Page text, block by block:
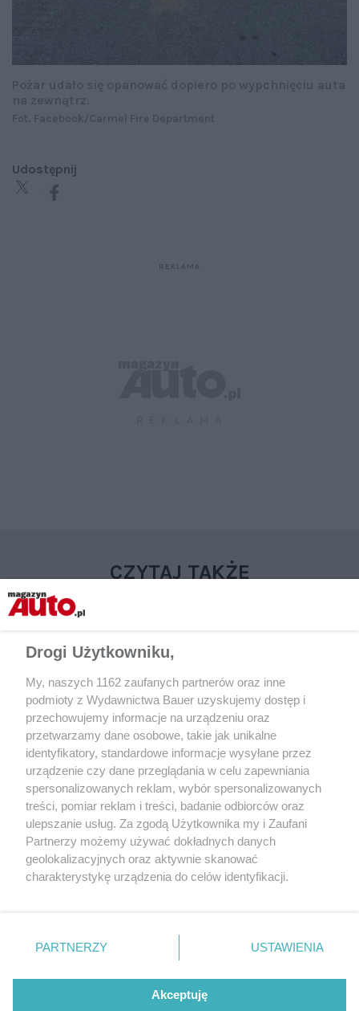
Udostępnij
CZYTAJ TAKŻE
TEST
Audi Q4 Sportback 50 e-tron – test
AKTUALNOŚCI
Kupiłeś używanego
Drugi raz raczej
REGULAMIN SERWISU
MAPA SERWISU
Drogi Użytkowniku,
My, naszych 1162 zaufanych partnerów oraz inne
podmioty z Wydawnictwa Bauer uzyskujemy dostęp i
przechowujemy informacje na urządzeniu oraz
przetwarzamy dane osobowe, takie jak unikalne
identyfikatory, standardowe informacje wysyłane przez
urządzenie czy dane przeglądania w celu zapewniania
spersonalizowanych reklam, wybór spersonalizowanych
treści, pomiar reklam i treści, badanie odbiorców oraz
ulepszanie usług. Za zgodą Użytkownika my i Zaufani
Partnerzy możemy używać dokładnych danych
geolokalizacyjnych oraz aktywnie skanować
charakterystykę urządzenia do celów identyfikacji.
zmienić/wycofać klikając przycisk ustawień prywatności
znajdujący się w lewym dolnym rogu strony
rodzaje przetwarzania danych nie wymagają zgody
użytkownika, ale masz prawo sprzeciwić się takiemu
PARTNERZY USTAWIENIA
Akceptuję